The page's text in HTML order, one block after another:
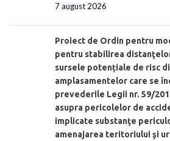
7 august 2026
Proiect de Ordin pentru
pentru stabilirea
sursele potențiale de risc
amplasamentelor care se
prevederile Legii nr. 59/
asupra pericolelor de
implicate substanţe
amenajarea teritoriului şi